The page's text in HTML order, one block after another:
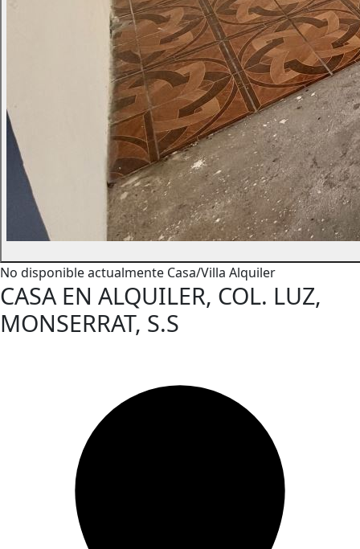
No disponible actualmente Casa/Villa Alquiler
CASA EN ALQUILER, COL. LUZ,
MONSERRAT, S.S